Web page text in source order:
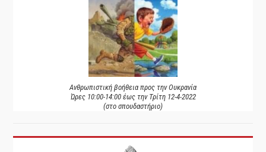
Ανθρωπιστική βοήθεια προς την Ουκρανία
Ώρες 10:00-14:00 έως την Τρίτη 12-4-2022
(στο σπουδαστήριο)